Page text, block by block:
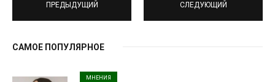
ПРЕДЫДУЩИЙ СЛЕДУЮЩИЙ
САМОЕ ПОПУЛЯРНОЕ
МНЕНИЯ